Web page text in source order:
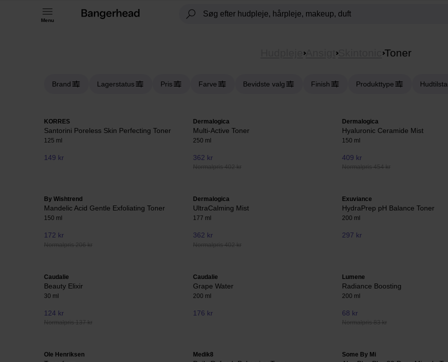
Menu
Ansigt Skintonic Toner
Brand Lagerstatus Pris Farve Bevidste valg Finish Produkttype
KORRES
Santorini Poreless Skin Perfecting Toner
125 ml
149 kr
Dermalogica
Multi-Active Toner
250 ml
362 kr
Normalpris 402 kr
Dermalogica
Hyaluronic Ceramide Mist
150 ml
409 kr
Normalpris 454 kr
By Wishtrend
Mandelic Acid Gentle Exfoliating Toner
150 ml
172 kr
Normalpris 206 kr
Dermalogica
UltraCalming Mist
177 ml
362 kr
Normalpris 402 kr
Exuviance
HydraPrep pH Balance Toner
200 ml
297 kr
Caudalie
Beauty Elixir
30 ml
124 kr
Normalpris 137 kr
Caudalie
Grape Water
200 ml
176 kr
Lumene
Radiance Boosting
200 ml
68 kr
Normalpris 83 kr
Ole Henriksen Medik8 Some By Mi